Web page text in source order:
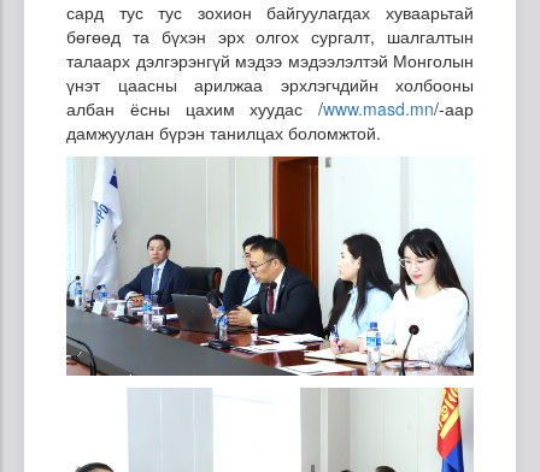
сард тус тус зохион байгуулагдах хуваарьтай
бөгөөд та бүхэн эрх олгох сургалт, шалгалтын
талаарх дэлгэрэнгүй мэдээ мэдээлэлтэй Монголын
үнэт цаасны арилжаа эрхлэгчдийн холбооны
албан ёсны цахим хуудас /www.masd.mn/-аар
дамжуулан бүрэн танилцах боломжтой.